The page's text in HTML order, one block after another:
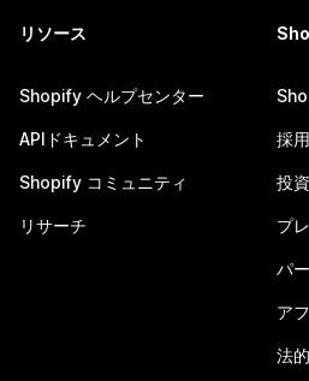
リソース
Shopify ヘルプセンター
APIドキュメント
Shopify コミュニティ
リサーチ
採
投
プ
パ
ア
法